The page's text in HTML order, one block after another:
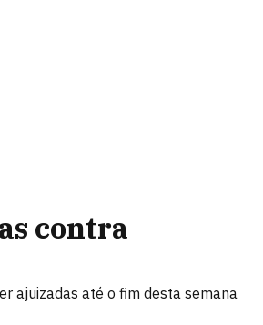
contra
ajuizadas até o fim desta semana